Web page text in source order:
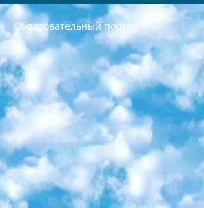
Образовательный портал
РЕСПУБЛИКА УЗБЕКИСТАН МИНИСТРЕРСТВО ДОШКОЛЬНОГО И ШКОЛЬНОГО ОБРАЗОВАНИЯ КОМАНДА в общеобразовательных учреждениях в 2023-2024 учебном году организация и проведение итоговой государственной аттестации обучающихся о Министра дошкольного и школьного образования Республики Узбекистан от 4 марта 2008 года (постановлением Минюста от 20 марта 2008 года № 1778 государственной регистрации) «Итоговое состояние учащихся общего среднего образования на основании положения об утверждении положения об аттестации общего среднего образования выпускной экзамен студентов в образовательных учреждениях в 2023-2024 учебном году В целях организации и прохождения аттестации приказываю: 1. Следующее: перечень предметов, по которым будет проводиться итоговая государственная аттестация и экзамен формы перевода согласно приложению 1; сертификаты международного образца, оценивающие уровень владения иностранными языками перечень согласно приложению 2; 2. Педагогический при специализированных образовательных учреждениях. научно-практический центр квалификации и международной оценки (Д.Давидова) 2024 г. До 25 марта: задания по предметам, по которым будет проводиться итоговая аттестация разработка и утверждение технических условий; итоговая аттестация на основании разработанного предметного задания разработка вопросов по предметам (устно и письменно), экзамен передача; общеобразовательные средние школы и специальные учебные заведения учащиеся выпускных классов школ и интернатов в агентской системе подготовка базы данных экзаменационных материалов и критериев оценки; перевод базы экзаменационных материалов на все языки обучения подать в Республиканский образовательный центр для изготовления; варианты экзаменов на основе разработанных контрольных материалов пусть будут поставлены задачи формирования. 3. Республиканский образовательный центр (Ш.Худайкулов) до 5 апреля 2024 года. до: база данных предоставленных экзаменационных материалов на все языки обучения перевод и экспертиза; для слепых, слабовидящих, глухих, слабослышащих и умственно отсталых детей учащиеся выпускных классов специализированных школ и школ-интернатов база данных экзаменационных материалов на всех преподаваемых языках подготовка критериев оценки; специализированные школы для умственно отсталых детей и технологии для учащихся выпускных классов школ-интернатов разработка соответствующих рекомендаций и критериев проведения ЕГЭ по естествознанию давать задания. 4. Педагогический при специализированных образовательных учреждениях. Научно-практический центр навыков и международной оценки (Д.Давидова), Республика образовательный центр (Худайкулов Ш.) итоговый государственный аттестационный экзамен ориентирован на творческое и логическое мышление при подготовке базы материалов учитывать введение заданий. 5. Следует отметить, что: сертификат государственного образца о знании общеобразовательного предмета и как минимум национальный уровень B1 по предметам на иностранных языках, указанным в Приложении 2. или международно признанный сертификат эквивалентного уровня студенты, изучающие определенный предмет, освобождаются от экзамена; по соответствующим предметам запланирована итоговая государственная аттестация за день до дня, путем жеребьевки Рабочей группой (в письменной форме по предметам, проводимым в форме) из числа сформированных вариантов выбрано 2 варианта; 2 выбранных варианта экзамена анонсированы на официальном сайте министерства и все выпускники по всей стране на основе этих вариантов проводит итоговую государственную аттестацию. 6. Государственное образование учащихся средних общеобразовательных учреждений. знания в соответствии с квалификационными требованиями, которые необходимо приобрести на основании стандартов итоговый (выпускной) контроль для 9 и 11 классов в целях тестирования Экзамены (далее – экзамены) состоят из предметов, перечисленных в приложении 1. будет сделано. 7. Экзамены пройдут с 26 мая по 15 июня 2024 г. (кроме науки физического воспитания). 8. Физическая для учащихся 9 классов общесредних образовательных учреждений. Экзамены по предмету «Образование, квалификация медицина» 1-6 мая 2024 года. сотрудники перевести под присмотр (с отклонениями в физическом или умственном развитии) специализированная школа для детей, школы-интернаты и со сколиозом школы-интернаты санаторного типа для больных детей исключены). 9. Он был слепым, слабовидящим и имел нарушения опорно-двигательного аппарата. экзамены в специализированных школах и интернатах для детей должны проводиться исходя из требований, предъявляемых к общеобразовательным учреждениям (физкультура кроме науки). 10. Специализированная школа для глухих и слабослышащих детей. и экзамены в интернатах и быть реализован в виде письменного теста по математике. 11. Специальность для умственно отсталых детей. Для 9 класса Родной язык и литературное письмо Государственный язык (язык обучения – узбекский). для неклассов) написано Математическое письмо Письменная/устная история Узбекистана Физическое воспитание практично Итоговый контроль Для 11 класса Написание родного языка и литературы (эссе) Математическое письмо Узбекский язык (обучение на узбекском языке) не посещающее общее среднее образование для учреждений)/Образовательное учреждение выбор письменный и устный Иностранный язык письменный/устный Письменная/устная история Узбекистана *По выбору студента:  Химия  Физика  Основы государственного права  География 10 бесплатных образовательных ресурсов - Мы составили подборку онлайн-проектов с интерактивными упражнениями, видеолекциями и статьями. Они помогут вам обрести новые и освежить старые знания бесплатно. 1. «ИНТУИТ» Старейшая образовательная площадка Рунета. Здесь вы найдёте сотни текстовых и видеокурсов на десятки различных тем — от программирования до психологии. Многие курсы подготовлены российскими университетами и крупными международными компаниями вроде Intel и Microsoft. Самостоятельное обучение бесплатное, но желающие могут оплатить услуги персональных наставников. 2. «Смартия» знакомит с актуальными профессиями и подсказывает, как им обучаться. Выбрав заинтересовавшую вас специальность — SMM-специалист, фотограф, веб-дизайнер или другую, — увидите список необходимых для неё умений. Чтобы вы могли освоить их самостоятельно, для каждого умения площадка отображает подборку ссылок на учебные материалы. Хотя «Смартия» ориентируется на русскоязычную аудиторию, часть контента всё же доступна только на английском. 3. «Лекторий Физтеха» Проект Московского физико-технического института (Физтеха). С его помощью вы можете смотреть онлайн серии лекций, записанные на видео в этом вузе. В числе доступных предметов — физика, биология, химия, информационные технологии и другие. К некоторым лекциям администрация ресурса прилагает готовые конспекты, которые можно скачивать в PDF-формате. 4. ITMOcourses Онлайн-площадка Санкт-Петербургского национального исследовательского университета информационных технологий, механики и оптики (ИТМО). Ресурс предоставляет свободный доступ к курсам, разработанным в этом вузе. Каталог материалов разбит на четыре категории: «Оптические системы и технологии», «Приборостроение и робототехника», «Информационные технологии» и «Биотехнологии». Курсы состоят из видеолекций, интерактивных демонстраций и заданий. 5. «КиберЛенинка» Электронная научная библиотека открытого доступа. Каталог площадки регулярно обрастает текстами статей из различных научных изданий. Сгруппированные по журналам и рубрикам публикации можно читать онлайн или скачивать целиком в PDF-формате. Проект нацелен на популяризацию науки за счёт открытого доступа к качественной информации. 6. «ПостНаука» На этом ресурсе публикуют подборки видеолекций, составленные экспертами из разных отраслей и объединённые общими темами. Среди них, к примеру, есть серии «Биоинформатика и геномика», «Культура средневековой Скандинавии» и Cinema Studies о теории кино. Каждая подборка лекций — логически связанная история, рассказанная экспертом от первого лица. Кроме того, на сайте появляются научно-образовательные статьи и тесты на разные темы. 7. «Newочём» Команда проекта «Newочём» отбирает самые интересные тексты из англоязычных СМИ и переводит те из них, за которые голосуют